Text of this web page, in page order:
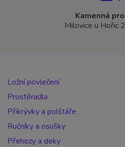
Kamenná
Milovice u Hořic
Ložní povlečení
Prostěradla
Přikrývky a polštáře
Ručníky a osušky
Přehozy a deky